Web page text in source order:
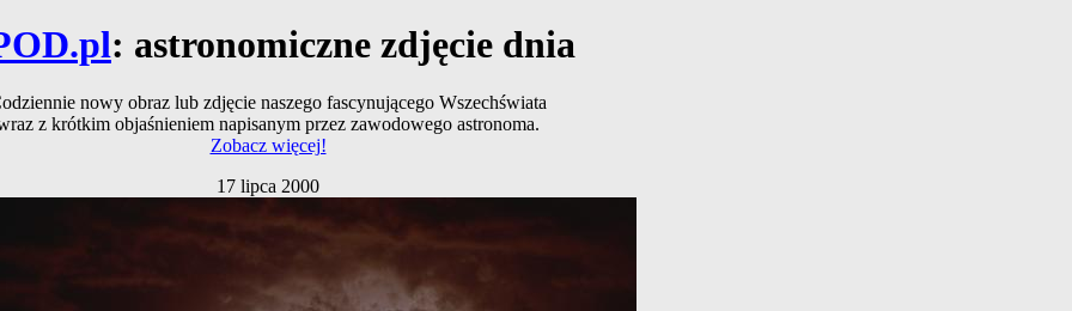
: astronomiczne zdjęcie dnia
nowy obraz lub zdjęcie naszego fascynującego Wszechświata
z krótkim objaśnieniem napisanym przez zawodowego astronoma.
Zobacz więcej!
17 lipca 2000